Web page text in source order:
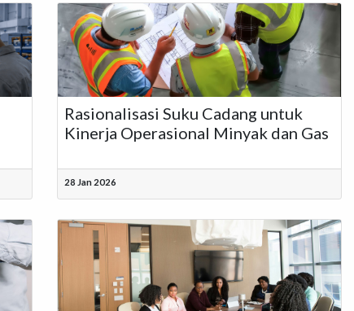
Rasionalisasi Suku Cadang untuk
Kinerja Operasional Minyak dan Gas
28 Jan 2026